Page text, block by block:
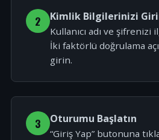
2 Kimlik Bilgilerinizi
Kullanıcı adı ve şifrenizi
İki faktörlü doğrulama
girin.
3 Oturumu Başlatın
“Giriş Yap” butonuna